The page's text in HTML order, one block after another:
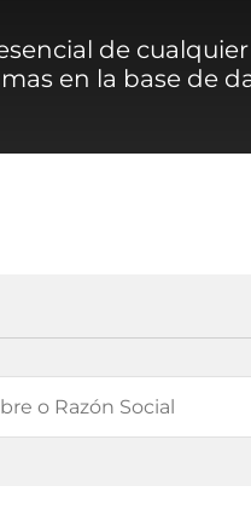
de
en la base de